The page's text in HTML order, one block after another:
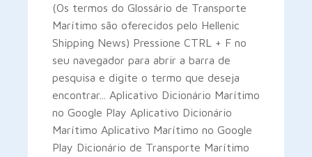
(Os termos do Glossário de Transporte
Marítimo são oferecidos pelo Hellenic
Shipping News) Pressione CTRL + F no
seu navegador para abrir a barra de
pesquisa e digite o termo que deseja
encontrar... Aplicativo Dicionário Marítimo
no Google Play Aplicativo Dicionário
Marítimo Aplicativo Marítimo no Google
Play Dicionário de Transporte Marítimo